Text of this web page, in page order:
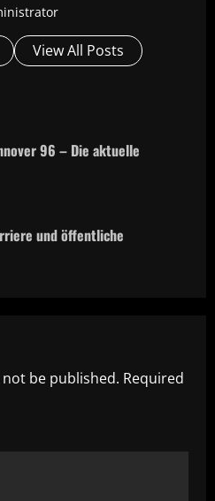
View All Posts
96 – Die aktuelle
und öffentliche
be published. Required